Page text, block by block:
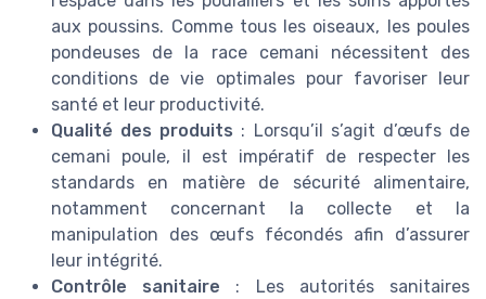
aux poussins. Comme tous les oiseaux, les poules
pondeuses de la race cemani nécessitent des
conditions de vie optimales pour favoriser leur
santé et leur productivité.
Qualité des produits : Lorsqu’il s’agit d’œufs de
cemani poule, il est impératif de respecter les
standards en matière de sécurité alimentaire,
notamment concernant la collecte et la
manipulation des œufs fécondés afin d’assurer
leur intégrité.
Contrôle sanitaire : Les autorités sanitaires